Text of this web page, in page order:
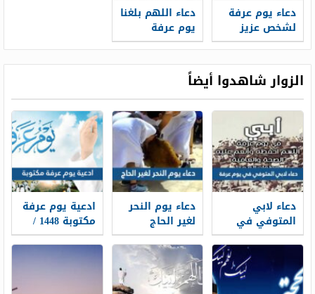
دعاء يوم عرفة
لشخص عزيز
مكتوب بالصور
دعاء اللهم بلغنا
يوم عرفة
واجعل لنا فيه
تويترالزوار شاهدوا أيضاً
دعاء لابي
المتوفي في
يوم عرفة 2026
أدعية لأبي
المتوفي في
وقفة عرفة 1448
دعاء يوم النحر
لغير الحاج
مكتوب 2026 ،
أدعية يوم النحر
لغير الحاج 1448
ادعية يوم عرفة
مكتوبة 1448 /
2026 لبيك اللهم
لبيك